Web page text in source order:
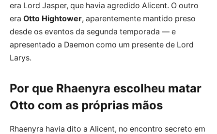
era Lord Jasper, que havia agredido Alicent. O outro
era Otto Hightower, aparentemente mantido preso
desde os eventos da segunda temporada — e
apresentado a Daemon como um presente de Lord
Larys.
Por que Rhaenyra escolheu matar
Otto com as próprias mãos
Rhaenyra havia dito a Alicent, no encontro secreto em